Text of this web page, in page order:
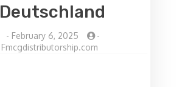
Deutschland
- February 6, 2025
-
Fmcgdistributorship.com